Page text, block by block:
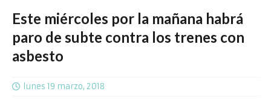
Este miércoles por la mañana habrá
paro de subte contra los trenes con
asbesto
lunes 19 marzo, 2018